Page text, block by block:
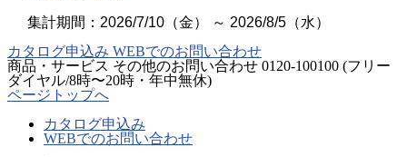
集計期間：2026/7/10（金） ～ 2026/8/5（水）
カタログ申込み WEBでのお問い合わせ
商品・サービス その他のお問い合わせ 0120-100100 (フリー
ダイヤル/8時〜20時・年中無休)
ページトップへ
カタログ申込み
WEBでのお問い合わせ